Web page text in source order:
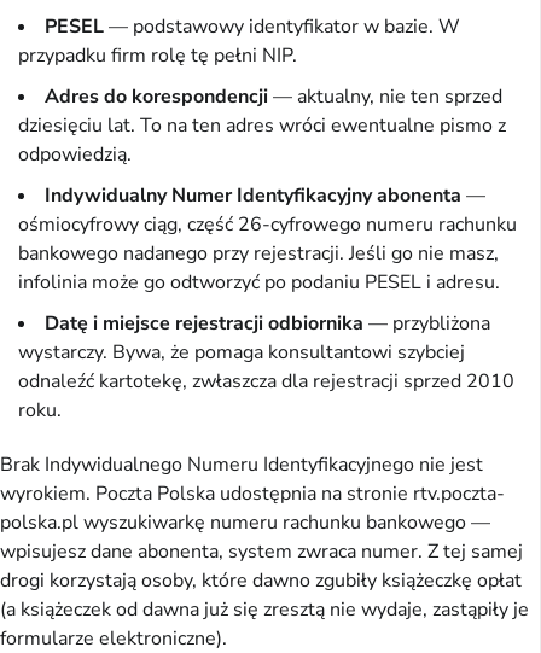
PESEL— podstawowy identyfikator w bazie. W
przypadku firm rolę tę pełni NIP.
Adres do korespondencji— aktualny, nie ten sprzed
dziesięciu lat. To na ten adres wróci ewentualne pismo z
odpowiedzią.
Indywidualny Numer Identyfikacyjny abonenta —
ośmiocyfrowy ciąg, część 26-cyfrowego numeru rachunku
bankowego nadanego przy rejestracji. Jeśli go nie masz,
infolinia może go odtworzyć po podaniu PESEL i adresu.
Datę i miejsce rejestracji odbiornika — przybliżona
wystarczy. Bywa, że pomaga konsultantowi szybciej
odnaleźć kartotekę, zwłaszcza dla rejestracji sprzed 2010
roku.
Brak Indywidualnego Numeru Identyfikacyjnego nie jest
wyrokiem. Poczta Polska udostępnia na stronie rtv.poczta-
polska.pl wyszukiwarkę numeru rachunku bankowego —
wpisujesz dane abonenta, system zwraca numer. Z tej samej
drogi korzystają osoby, które dawno zgubiły książeczkę opłat
(a książeczek od dawna już się zresztą nie wydaje, zastąpiły je
formularze elektroniczne).